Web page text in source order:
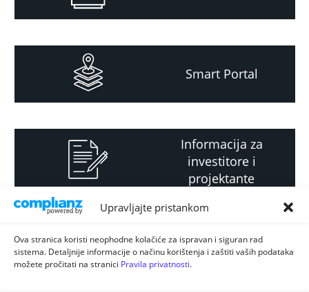
Upravljajte pristankom
Ova stranica koristi neophodne kolačiće za ispravan i siguran rad
sistema. Detaljnije informacije o načinu korištenja i zaštiti vaših podataka
možete pročitati na stranici Pravila privatnosti.
Smart Portal
Informacija za
investitore i
projektante
Strateški i planski
dokument